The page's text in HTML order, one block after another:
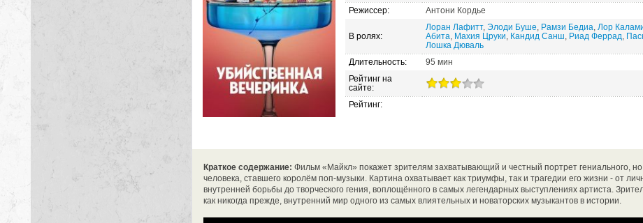
Режиссер:
Антони Кордье
В ролях:
Лоран Лафитт, Элоди Буше, Рамзи Бедиа, Лор
Абита, Махия Цруки, Кандид Санш, Риад Феррад,
Лошка Дюваль
Длительность:
95 мин
Рейтинг на
сайте:
Рейтинг:
Краткое содержание: Фильм «Майкл» покажет зрителям захватывающий и честный портрет гениального, но
человека, ставшего королём поп-музыки. Картина охватывает как триумфы, так и трагедии его жизни - от
внутренней борьбы до творческого гения, воплощённого в самых легендарных выступлениях артиста.
как никогда прежде, внутренний мир одного из самых влиятельных и новаторских музыкантов в истории.